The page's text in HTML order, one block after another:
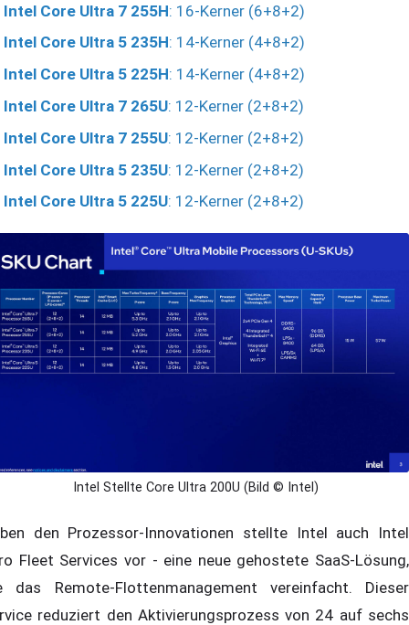
Intel Core Ultra 7 255H: 16-Kerner (6+8+2)
Intel Core Ultra 5 235H: 14-Kerner (4+8+2)
Intel Core Ultra 5 225H: 14-Kerner (4+8+2)
Intel Core Ultra 7 265U: 12-Kerner (2+8+2)
Intel Core Ultra 7 255U: 12-Kerner (2+8+2)
Intel Core Ultra 5 235U: 12-Kerner (2+8+2)
Intel Core Ultra 5 225U: 12-Kerner (2+8+2)
Intel Stellte Core Ultra 200U (Bild © Intel)
den Prozessor-Innovationen stellte Intel auch Intel
Fleet Services vor - eine neue gehostete SaaS-Lösung,
das Remote-Flottenmanagement vereinfacht. Dieser
reduziert den Aktivierungsprozess von 24 auf sechs